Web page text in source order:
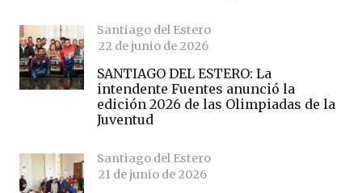
Santiago del Estero
22 de junio de 2026
SANTIAGO DEL ESTERO: La
intendente Fuentes anunció la
edición 2026 de las Olimpiadas de la
Juventud
Santiago del Estero
21 de junio de 2026